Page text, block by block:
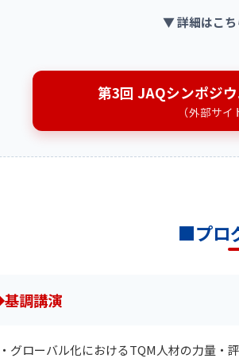
▼ 詳細はこち
第3回 JAQシンポジ
（外部サイ
■プロ
調講演
・グローバル化におけるTQM人材の力量・